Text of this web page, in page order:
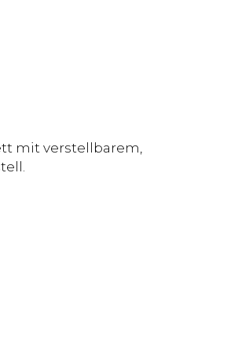
mit verstellbarem,